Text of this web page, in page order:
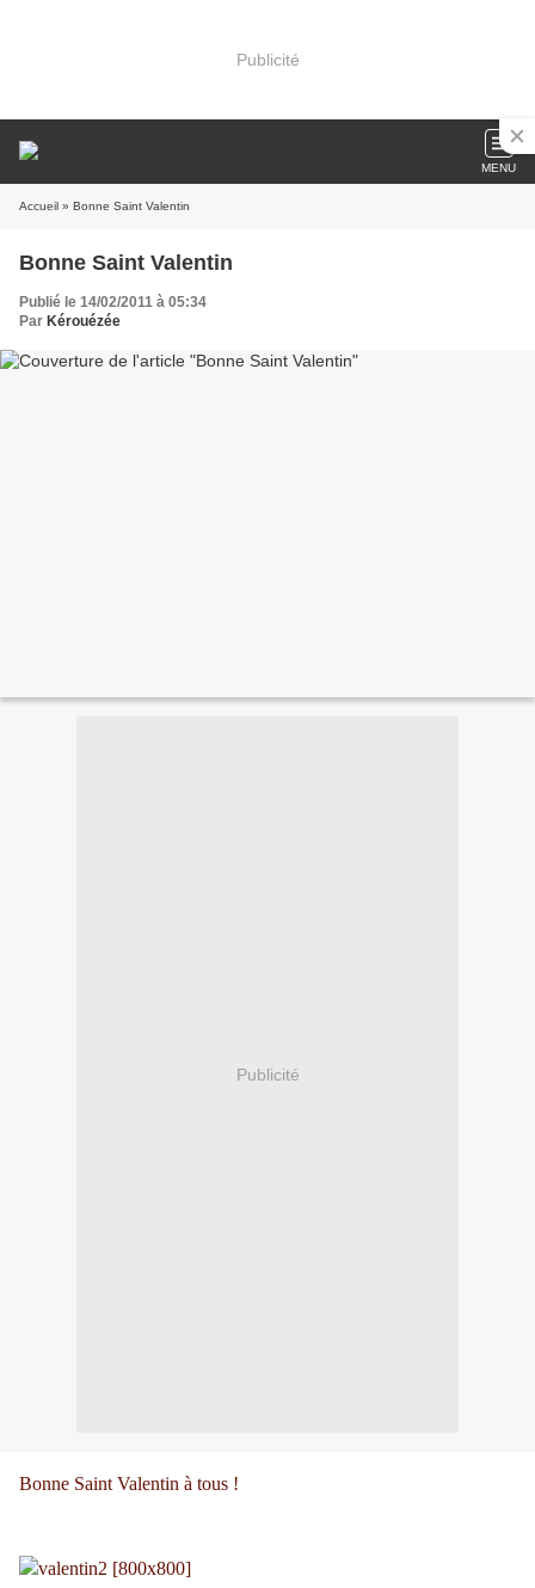
Publicité
MENU
Accueil » Bonne Saint Valentin
Bonne Saint Valentin
Publié le 14/02/2011 à 05:34
Par Kérouézée
Publicité
Bonne Saint Valentin à tous !